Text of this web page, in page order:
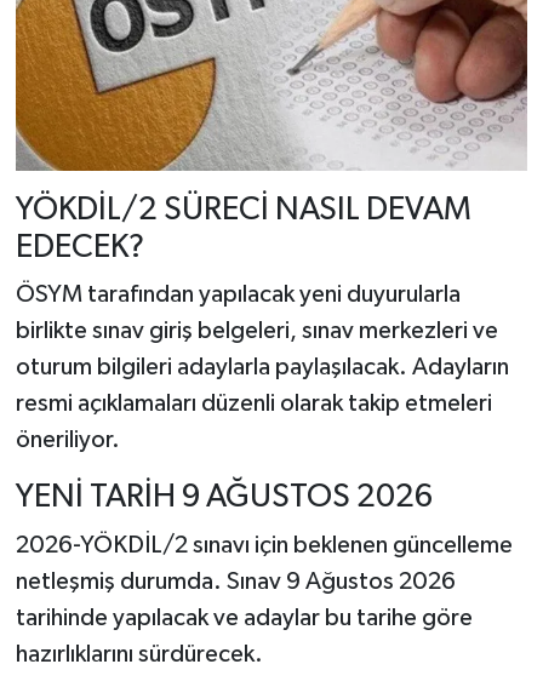
YÖKDİL/2 SÜRECİ NASIL DEVAM
EDECEK?
ÖSYMtarafından yapılacak yeni duyurularla
birlikte sınav giriş belgeleri, sınav merkezleri ve
oturum bilgileri adaylarla paylaşılacak. Adayların
resmi açıklamaları düzenli olarak takip etmeleri
öneriliyor.
YENİ TARİH 9 AĞUSTOS 2026
2026-YÖKDİL/2 sınavı için beklenen güncelleme
netleşmiş durumda. Sınav 9 Ağustos 2026
tarihinde yapılacak ve adaylar bu tarihe göre
hazırlıklarını sürdürecek.